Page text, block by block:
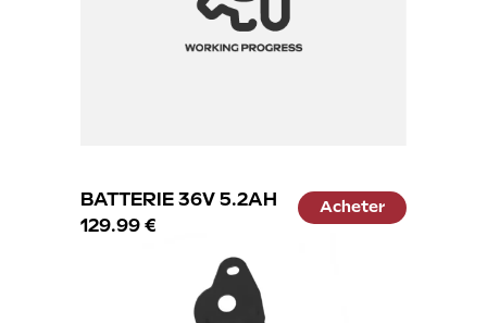
BATTERIE 36V 5.2AH
129.99 €
Acheter